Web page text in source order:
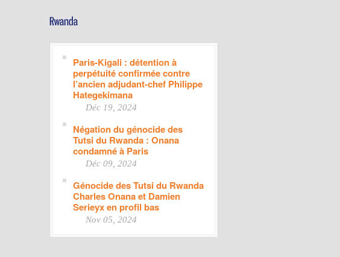
Paris-Kigali : détention à
perpétuité confirmée contre
l’ancien adjudant-chef Philippe
Hategekimana
Déc 19, 2024
Négation du génocide des
Tutsi du Rwanda : Onana
condamné à Paris
Déc 09, 2024
Génocide des Tutsi du Rwanda
Charles Onana et Damien
Serieyx en profil bas
Nov 05, 2024